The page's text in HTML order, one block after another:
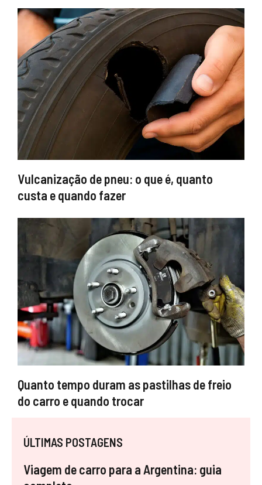
Vulcanização de pneu: o que é, quanto
custa e quando fazer
Quanto tempo duram as pastilhas de freio
do carro e quando trocar
ÚLTIMAS POSTAGENS
Viagem de carro para a Argentina: guia